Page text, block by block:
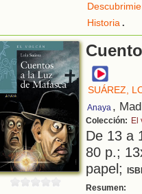
Historia.
SUÁREZ,
Anaya ,
Colección: El
De 13 a
80 p.;
papel;
Resumen: